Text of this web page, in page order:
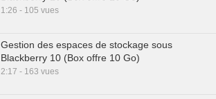
1:26 - 105 vues
Gestion des espaces de stockage sous
Blackberry 10 (Box offre 10 Go)
2:17 - 163 vues